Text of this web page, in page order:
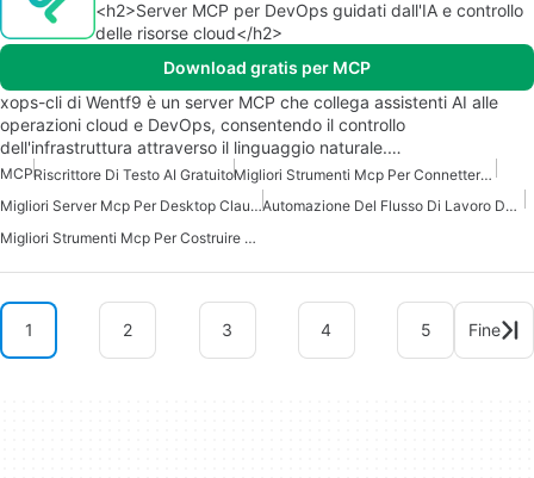
<h2>Server MCP per DevOps guidati dall'IA e controllo
delle risorse cloud</h2>
Download gratis per MCP
xops-cli di Wentf9 è un server MCP che collega assistenti AI alle
operazioni cloud e DevOps, consentendo il controllo
dell'infrastruttura attraverso il linguaggio naturale.…
MCPRiscrittore Di Testo AI Gratuito
Migliori Strumenti Mcp Per Connettersi Ai Dati
Migliori Server Mcp Per Desktop Claude
Automazione Del Flusso Di Lavoro Del Server Mcp
Migliori Strumenti Mcp Per Costruire Agenti Ai
1 2 3 4 5 Fine